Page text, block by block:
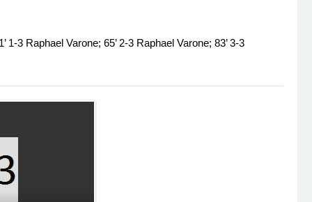
1-3 Raphael Varone; 65’ 2-3 Raphael Varone; 83’ 3-3